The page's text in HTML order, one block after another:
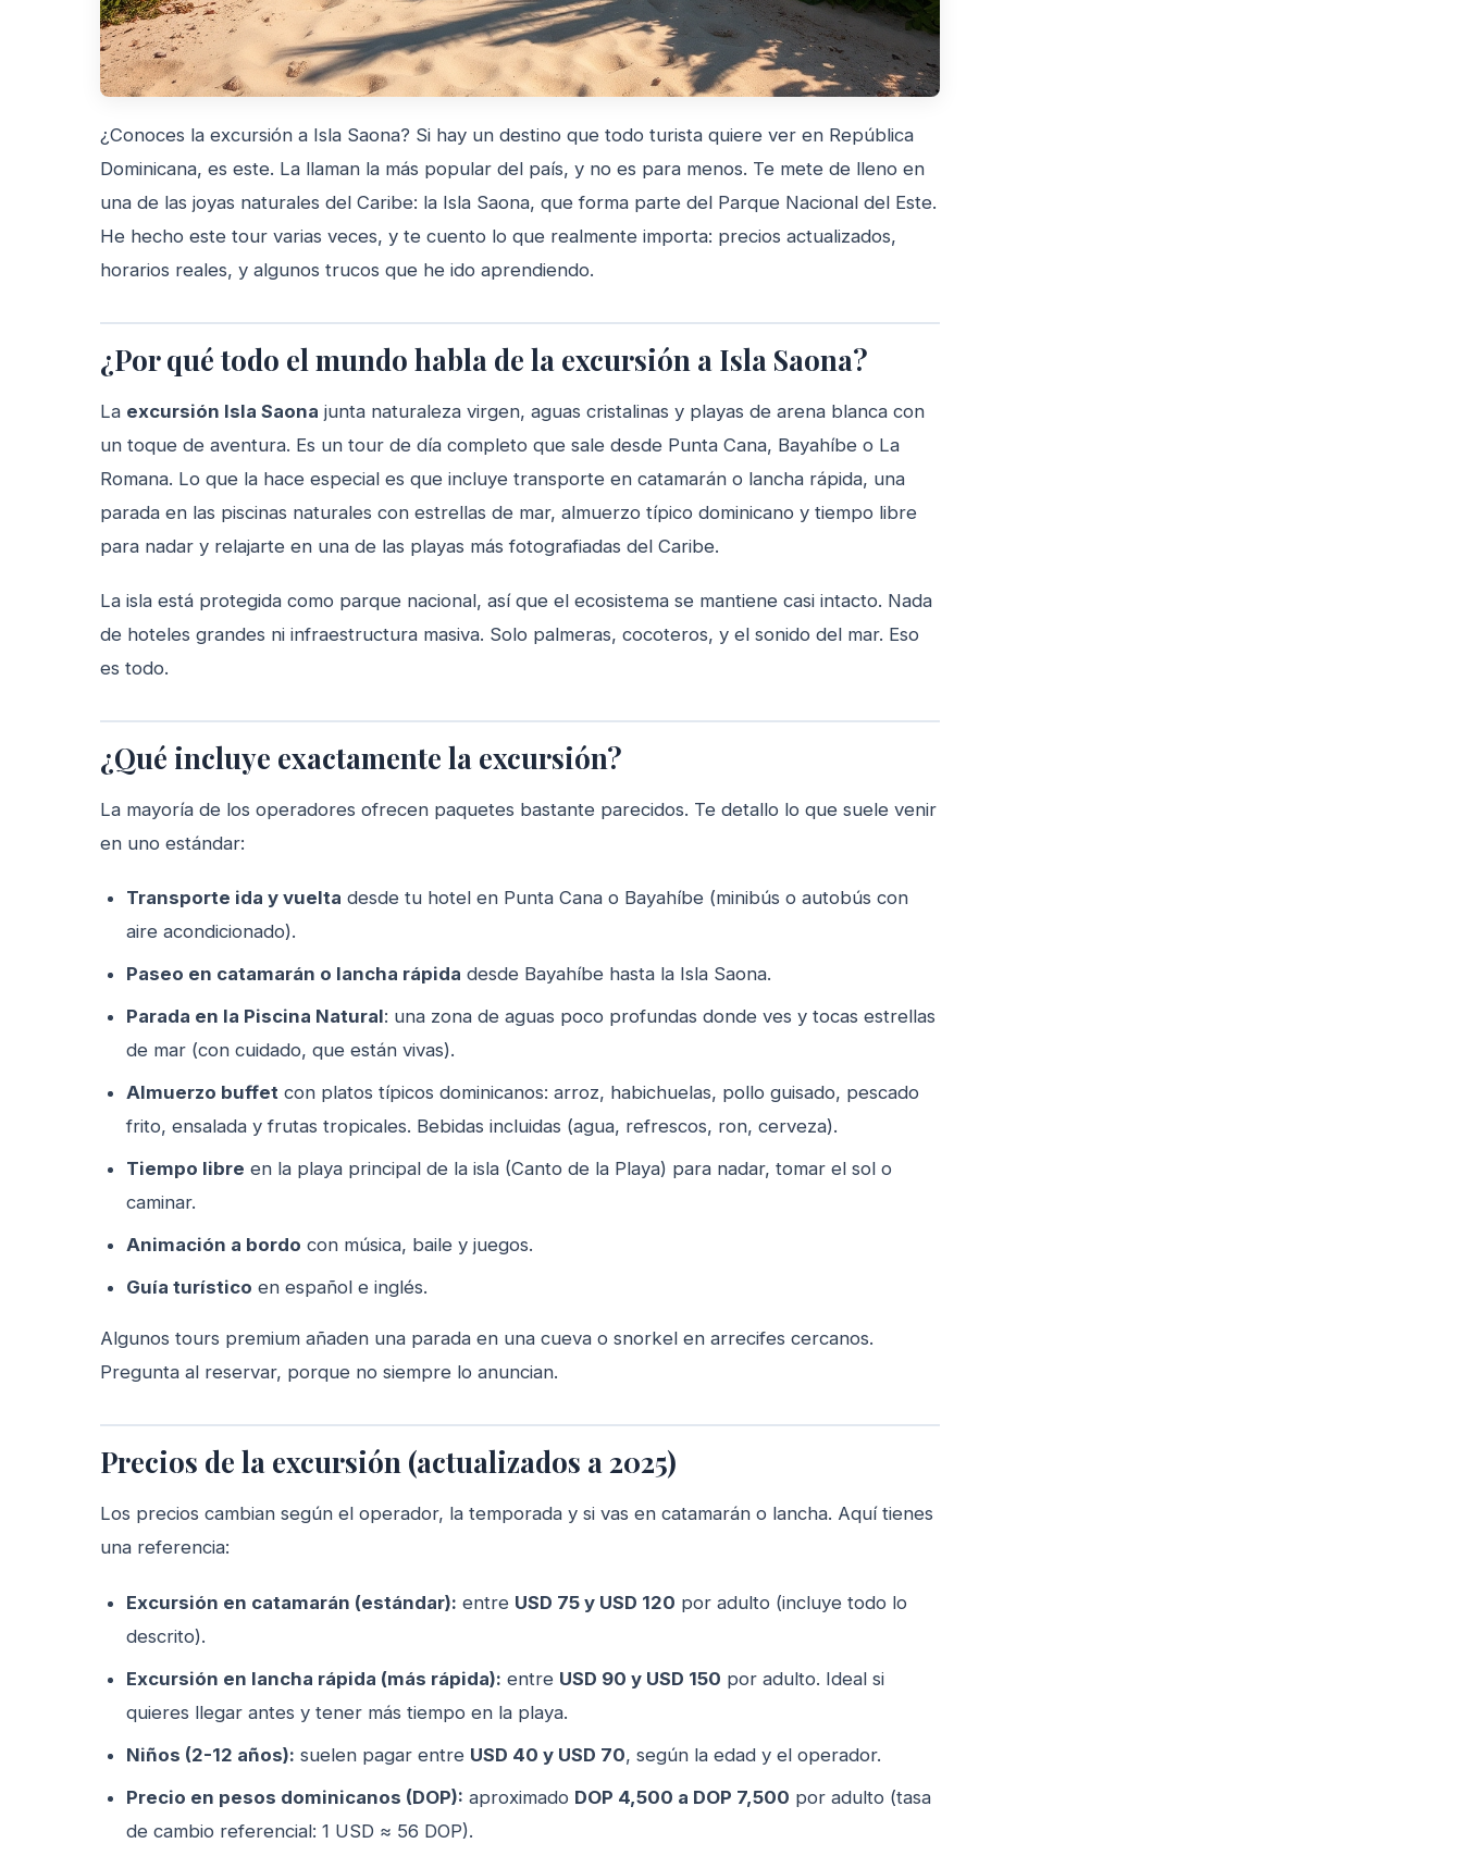
¿Conoces la excursión a Isla Saona? Si hay un destino que todo turista quiere ver en República
Dominicana, es este. La llaman la más popular del país, y no es para menos. Te mete de lleno en
una de las joyas naturales del Caribe: la Isla Saona, que forma parte del Parque Nacional del Este.
He hecho este tour varias veces, y te cuento lo que realmente importa: precios actualizados,
horarios reales, y algunos trucos que he ido aprendiendo.
¿Por qué todo el mundo habla de la excursión a Isla Saona?
La excursión Isla Saona junta naturaleza virgen, aguas cristalinas y playas de arena blanca con
un toque de aventura. Es un tour de día completo que sale desde Punta Cana, Bayahíbe o La
Romana. Lo que la hace especial es que incluye transporte en catamarán o lancha rápida, una
parada en las piscinas naturales con estrellas de mar, almuerzo típico dominicano y tiempo libre
para nadar y relajarte en una de las playas más fotografiadas del Caribe.
La isla está protegida como parque nacional, así que el ecosistema se mantiene casi intacto. Nada
de hoteles grandes ni infraestructura masiva. Solo palmeras, cocoteros, y el sonido del mar. Eso
es todo.
¿Qué incluye exactamente la excursión?
La mayoría de los operadores ofrecen paquetes bastante parecidos. Te detallo lo que suele venir
en uno estándar:
Transporte ida y vuelta desde tu hotel en Punta Cana o Bayahíbe (minibús o autobús con
aire acondicionado).
Paseo en catamarán o lancha rápida desde Bayahíbe hasta la Isla Saona.
Parada en la Piscina Natural: una zona de aguas poco profundas donde ves y tocas estrellas
de mar (con cuidado, que están vivas).
Almuerzo buffet con platos típicos dominicanos: arroz, habichuelas, pollo guisado, pescado
frito, ensalada y frutas tropicales. Bebidas incluidas (agua, refrescos, ron, cerveza).
Tiempo libre en la playa principal de la isla (Canto de la Playa) para nadar, tomar el sol o
caminar.
Animación a bordo con música, baile y juegos.
Guía turístico en español e inglés.
Algunos tours premium añaden una parada en una cueva o snorkel en arrecifes cercanos.
Pregunta al reservar, porque no siempre lo anuncian.
Precios de la excursión (actualizados a 2025)
Los precios cambian según el operador, la temporada y si vas en catamarán o lancha. Aquí tienes
una referencia:
Excursión en catamarán (estándar): entre USD 75 y USD 120 por adulto (incluye todo lo
descrito).
Excursión en lancha rápida (más rápida): entre USD 90 y USD 150 por adulto. Ideal si
quieres llegar antes y tener más tiempo en la playa.
Niños (2-12 años): suelen pagar entre USD 40 y USD 70, según la edad y el operador.
Precio en pesos dominicanos (DOP): aproximado DOP 4,500 a DOP 7,500 por adulto (tasa
de cambio referencial: 1 USD ≈ 56 DOP).